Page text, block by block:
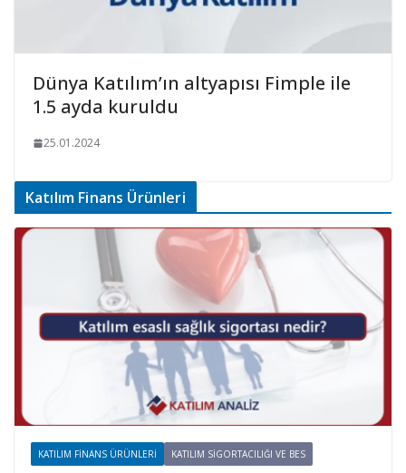
Dünya Katılım’ın altyapısı Fimple ile
1.5 ayda kuruldu
25.01.2024
Katılım Finans Ürünleri
KATILIM FINANS ÜRÜNLERI KATILIM SIGORTACILIĞI VE BES